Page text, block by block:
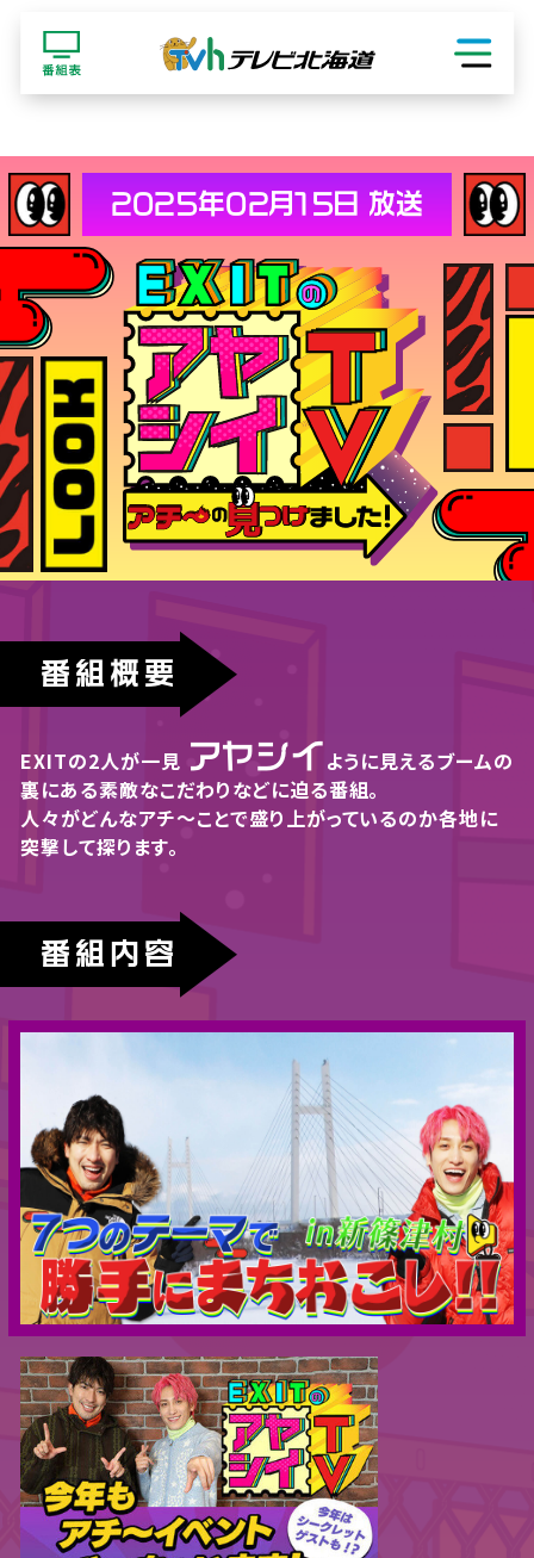
2025年02月15日 放送
番組概要
EXITの2人が一見 アヤシイように見えるブームの
裏にある素敵なこだわりなどに迫る番組。
人々がどんなアチ〜ことで盛り上がっているのか各地に
突撃して探ります。
番組内容